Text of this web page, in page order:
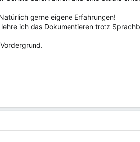
gerne eigene Erfahrungen!
ich das Dokumentieren trotz